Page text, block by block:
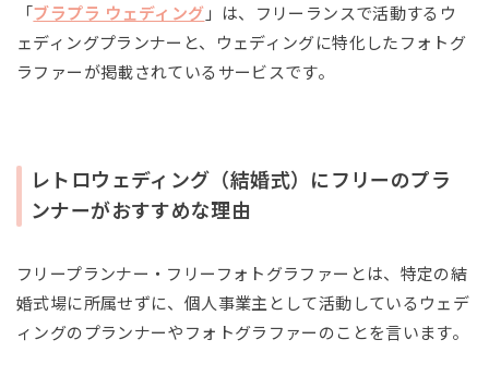
「 ブラプラ ウェディング 」は、フリーランスで活動するウ
ェディングプランナーと、ウェディングに特化したフォトグ
ラファーが掲載されているサービスです。
レトロウェディング（結婚式）にフリーのプラ
ンナーがおすすめな理由
フリープランナー・フリーフォトグラファーとは、特定の結
婚式場に所属せずに、個人事業主として活動しているウェデ
ィングのプランナーやフォトグラファーのことを言います。